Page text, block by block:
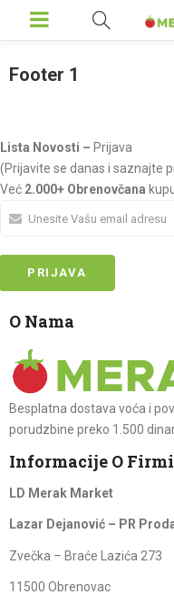
Footer 1
Lista Novosti – Prijava
(Prijavite se danas i saznajte
Već 2.000+ Obrenovčana
O Nama
Besplatna dostava voća i
porudzbine preko 1.500
Informacije O Firmi
LD Merak Market
Lazar Dejanović – PR
Zvečka – Braće Lazića 273
11500 Obrenovac